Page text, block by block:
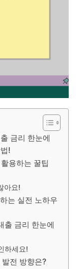
금리 한눈에
!
용하는 꿀팁
아요!
는 실전 노하우
출 금리 한눈에
하세요!
전 방향은?